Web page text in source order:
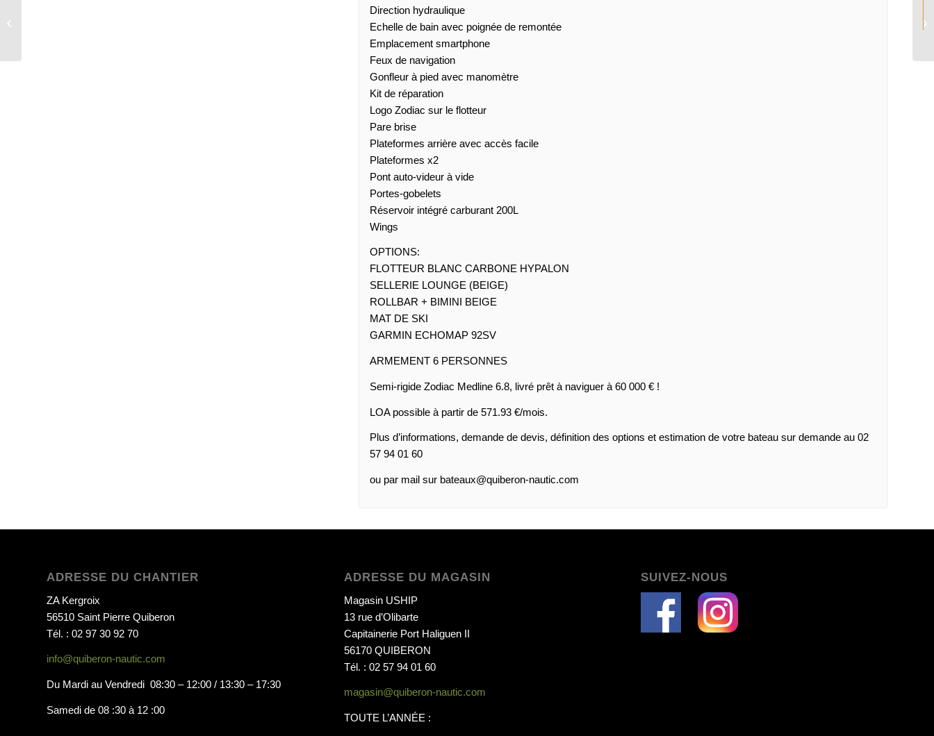
Direction hydraulique
Echelle de bain avec poignée de remontée
Emplacement smartphone
Feux de navigation
Gonfleur à pied avec manomètre
Kit de réparation
Logo Zodiac sur le flotteur
Pare brise
Plateformes arrière avec accès facile
Plateformes x2
Pont auto-videur à vide
Portes-gobelets
Réservoir intégré carburant 200L
Wings
OPTIONS:
FLOTTEUR BLANC CARBONE HYPALON
SELLERIE LOUNGE (BEIGE)
ROLLBAR + BIMINI BEIGE
MAT DE SKI
GARMIN ECHOMAP 92SV
ARMEMENT 6 PERSONNES
Semi-rigide Zodiac Medline 6.8, livré prêt à naviguer à 60 000 € !
LOA possible à partir de 571.93 €/mois.
Plus d’informations, demande de devis, définition des options et estimation de votre bateau sur demande au 02
57 94 01 60
ou par mail sur bateaux@quiberon-nautic.com
ADRESSE DU CHANTIER
ZA Kergroix
56510 Saint Pierre Quiberon
Tél. : 02 97 30 92 70
info@quiberon-nautic.com
Du Mardi au Vendredi 08:30 – 12:00 / 13:30 – 17:30
Samedi de 08 :30 à 12 :00
ADRESSE DU MAGASIN
Magasin USHIP
13 rue d’Olibarte
Capitainerie Port Haliguen II
56170 QUIBERON
Tél. : 02 57 94 01 60
magasin@quiberon-nautic.com
TOUTE L’ANNÉE :
SUIVEZ-NOUS